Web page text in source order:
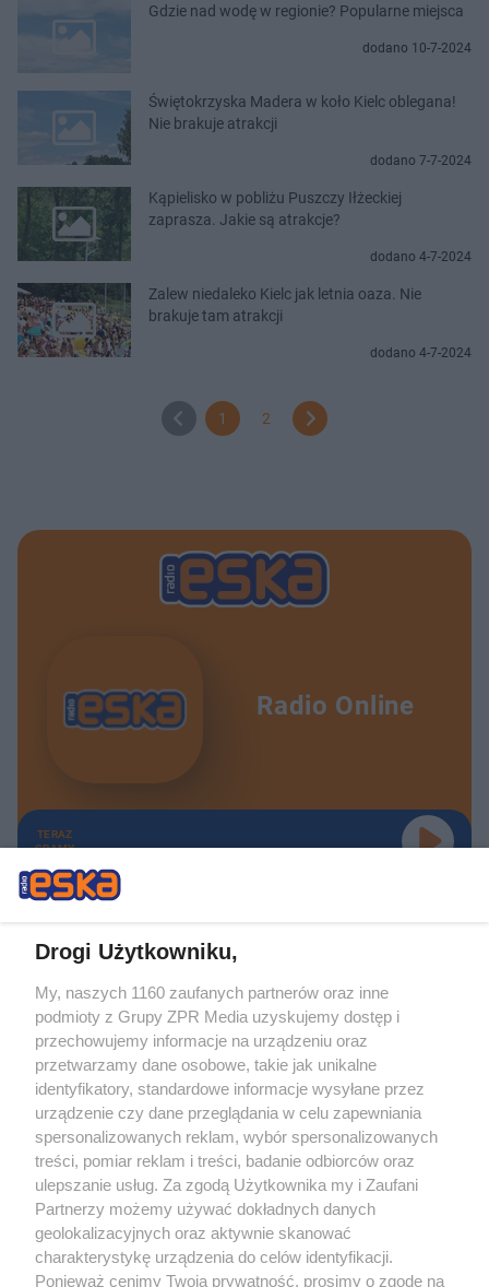
Gdzie nad wodę w regionie? Popularne miejsca
dodano 10-7-2024
Świętokrzyska Madera w koło Kielc oblegana!
Nie brakuje atrakcji
dodano 7-7-2024
Kąpielisko w pobliżu Puszczy Iłżeckiej
zaprasza. Jakie są atrakcje?
dodano 4-7-2024
Zalew niedaleko Kielc jak letnia oaza. Nie
brakuje tam atrakcji
dodano 4-7-2024
1 2
Radio Online
TERAZ
GRAMY
Żaden utwór zamieszczony w serwisie nie może być powielany i
rozpowszechniany lub dalej rozpowszechniany w jakikolwiek sposób (w
tym także elektroniczny lub mechaniczny) na jakimkolwiek polu
eksploatacji w jakiejkolwiek formie, włącznie z umieszczaniem w Internecie
bez pisemnej zgody właściciela praw. Jakiekolwiek użycie lub
wykorzystanie utworów w całości lub w części z naruszeniem prawa, tzn.
bez właściwej zgody, jest zabronione pod groźbą kary i może być ścigane
prawnie.
O nas
Drogi Użytkowniku,
My, naszych 1160 zaufanych partnerów oraz inne
podmioty z Grupy ZPR Media uzyskujemy dostęp i
przechowujemy informacje na urządzeniu oraz
przetwarzamy dane osobowe, takie jak unikalne
identyfikatory, standardowe informacje wysyłane przez
urządzenie czy dane przeglądania w celu zapewniania
spersonalizowanych reklam, wybór spersonalizowanych
treści, pomiar reklam i treści, badanie odbiorców oraz
ulepszanie usług. Za zgodą Użytkownika my i Zaufani
Partnerzy możemy używać dokładnych danych
geolokalizacyjnych oraz aktywnie skanować
charakterystykę urządzenia do celów identyfikacji.
Ponieważ cenimy Twoją prywatność, prosimy o zgodę na